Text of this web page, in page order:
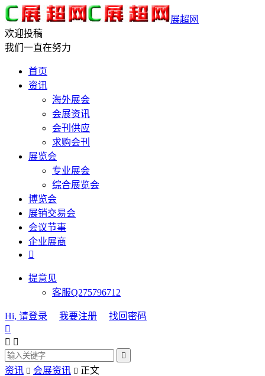
展超网
欢迎投稿
我们一直在努力
首页
资讯
海外展会
会展资讯
会刊供应
求购会刊
展览会
专业展会
综合展览会
博览会
展销交易会
会议节事
企业展商

提意见
客服Q275796712
Hi, 请登录 我要注册
找回密码

 

资讯  会展资讯  正文